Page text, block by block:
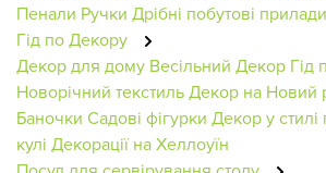
Пенали Ручки Дрібні побутові прилади
Гід по Декору
Декор для дому Весільний Декор Гід
Новорічний текстильДекор на Новий
Баночки Садові фігурки Декор у
кулі Декорації на Хеллоуїн